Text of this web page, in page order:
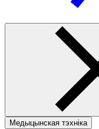
Медыцынская тэхніка